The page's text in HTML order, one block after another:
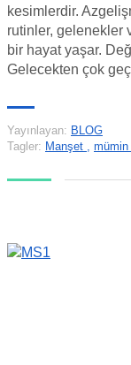
kesimlerdir.
rutinler, gelenekler
bir hayat yaşar.
Gelecekten çok
Yayınlayan: BLOG
Tagler: Manşet